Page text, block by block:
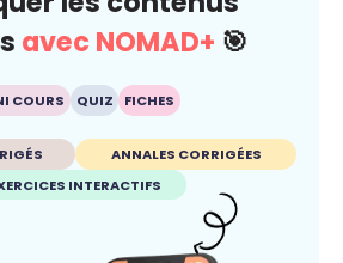
avec NOMAD+ 🎯
COURS QUIZ FICHES
ANNALES CORRIGÉES
INTERACTIFS